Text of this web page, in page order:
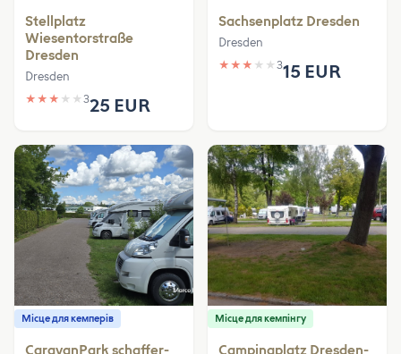
Stellplatz
Wiesentorstraße
Dresden
Dresden
★ ★ ★ ★ ★ 325 EUR
Sachsenplatz Dresden
Dresden
★ ★ ★ ★ ★ 315 EUR
Місце для кемперів
CaravanPark schaffer-
Місце для кемпінгу
Campingplatz Dresden-